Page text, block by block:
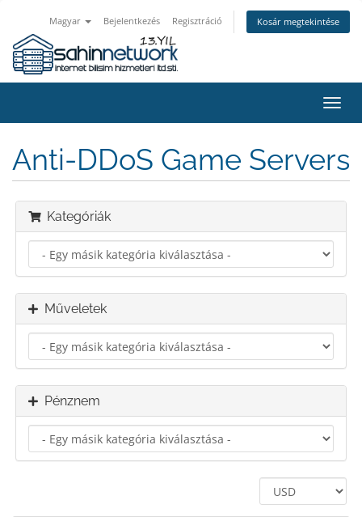
Magyar Bejelentkezés Regisztráció Kosár megtekintése
a
Anti-DDoS Game Servers
Kategóriák
Műveletek
Pénznem